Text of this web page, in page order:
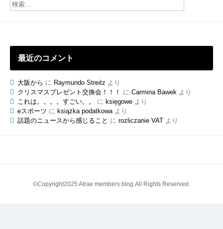
ブ
最近のコメント
大阪から に Raymundo Streitz より
クリスマスプレゼント交換会！！！
に Carmina Bawekより
これは。。。。すごい。。
に księgoweより
eスポーツ に książka podatkowaより
話題のニュースから感じること に rozliczanie VATより
©Copyright2025 Atrae members blog.All Rights Reserved.